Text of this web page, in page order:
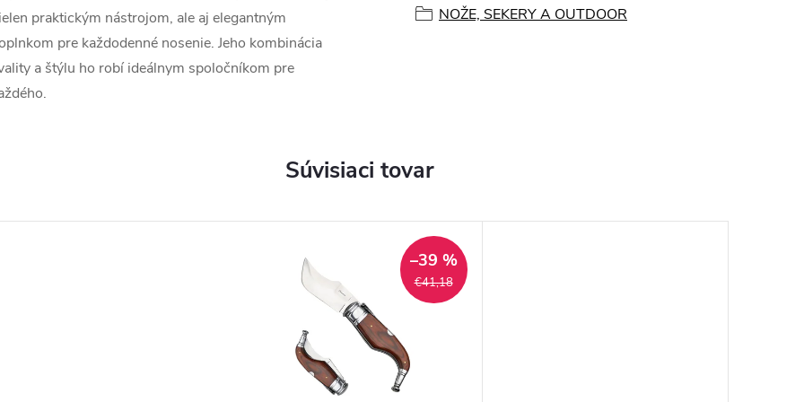
praktickým nástrojom, ale aj elegantným
pre každodenné nosenie. Jeho kombinácia
a štýlu ho robí ideálnym spoločníkom pre
NOŽE, SEKERY A OUTDOOR
Súvisiaci tovar
€41,18
–39 %